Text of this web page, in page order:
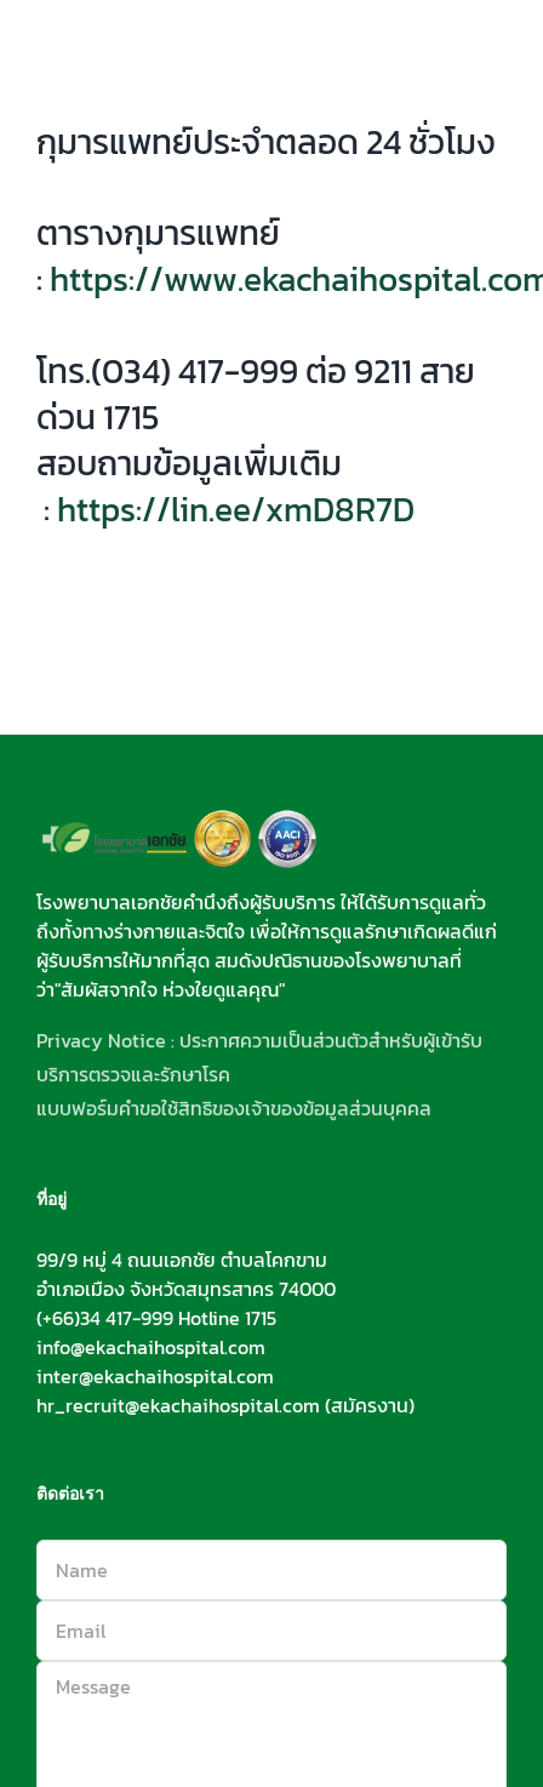
กุมารแพทย์ประจำตลอด 24 ชั่วโมง
ตารางกุมารแพทย์
:https://
โทร.(034) 417-999 ต่อ 9211 สาย
ด่วน 1715
สอบถามข้อมูลเพิ่มเติม
:https://lin.ee/xmD8R7D
โรงพยาบาลเอกชัยคำนึงถึงผู้รับบริการ ให้ได้รับการดูแลทั่ว
ถึงทั้งทางร่างกายและจิตใจ เพื่อให้การดูแลรักษาเกิดผลดีแก่
ผู้รับบริการให้มากที่สุด สมดังปณิธานของโรงพยาบาลที่
ว่า"สัมผัสจากใจ ห่วงใยดูแลคุณ"
Privacy Notice : ประกาศความเป็นส่วนตัวสำหรับผู้เข้ารับ
บริการตรวจและรักษาโรค
แบบฟอร์มคำขอใช้สิทธิของเจ้าของข้อมูลส่วนบุคคล
ที่อยู่
99/9 หมู่ 4 ถนนเอกชัย ตำบลโคกขาม
อำเภอเมือง จังหวัดสมุทรสาคร 74000
(+66)34 417-999 Hotline 1715
info@ekachaihospital.com
inter@ekachaihospital.com
hr_recruit@ekachaihospital.com (สมัครงาน)
ติดต่อเรา